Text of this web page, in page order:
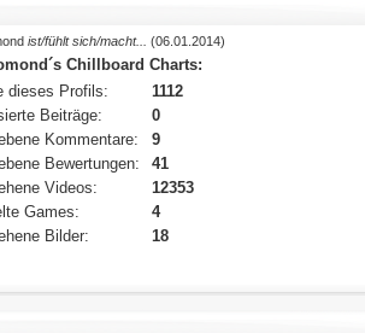
ist/fühlt sich/macht... (06.01.2014)
Chillboard Charts:
dieses Profils:
1112
Beiträge:
0
Kommentare:
9
Bewertungen:
41
Videos:
12353
Games:
4
Bilder:
18